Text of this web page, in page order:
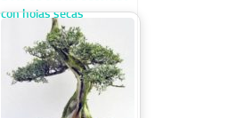
con hojas secas